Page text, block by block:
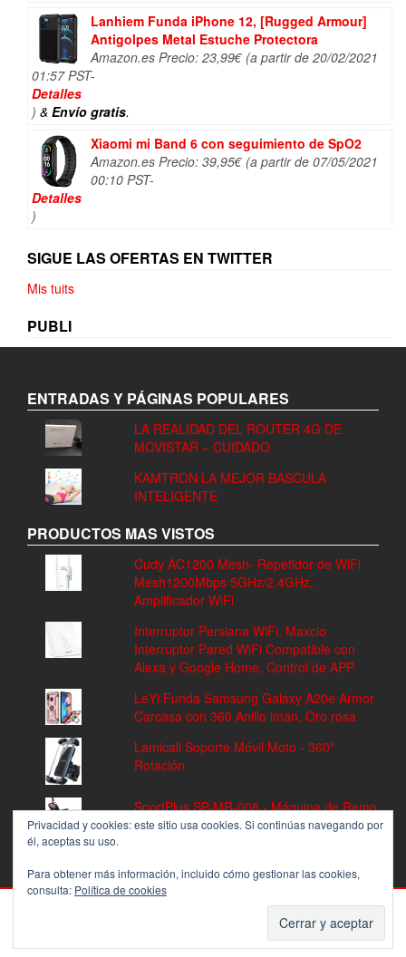
Lanhiem Funda iPhone 12, [Rugged Armour]
Antigolpes Metal Estuche Protectora
Amazon.es Precio: 23,99€ (a partir de 20/02/2021
01:57 PST-
Detalles
) & Envío gratis.
Xiaomi mi Band 6 con seguimiento de SpO2
Amazon.es Precio: 39,95€ (a partir de 07/05/2021
00:10 PST-
Detalles
)
SIGUE LAS OFERTAS EN TWITTER
Mis tuits
PUBLI
ENTRADAS Y PÁGINAS POPULARES
LA REALIDAD DEL ROUTER 4G DE
MOVISTAR – CUIDADO
KAMTRON LA MEJOR BASCULA
INTELIGENTE
PRODUCTOS MAS VISTOS
Cudy AC1200 Mesh- Repetidor de WiFi
Mesh1200Mbps 5GHz/2.4GHz,
Amplificador WiFi
Interruptor Persiana WiFi, Maxcio
Interruptor Pared WiFi Compatible con
Alexa y Google Home, Control de APP
LeYi Funda Samsung Galaxy A20e Armor
Carcasa con 360 Anillo iman, Oro rosa
Lamicall Soporte Móvil Moto - 360°
Rotación
SportPlus SP-MR-008 - Máquina de Remo
Fitness, Volante de Inercia de 8 kg, 8
THEME:ALPHA STORE
Privacidad y cookies: este sitio usa cookies. Si continúas navegando por
él, aceptas su uso.
Para obtener más información, incluido cómo gestionar las cookies,
consulta: Política de cookies